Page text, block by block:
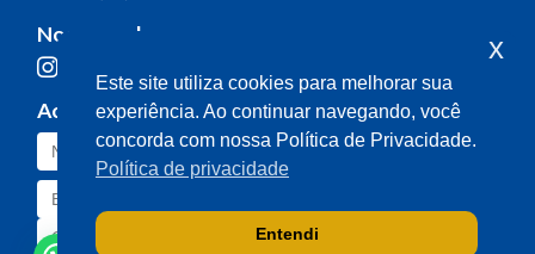
Nossas redes
Acompanhe o meu mandato
para nós!
Ao clicar para iniciar o contato pelo WhatsApp, você
concorda que seus dados serão utilizados exclusivamente
para atendimento relacionado às demandas, sugestões ou
informações referentes ao mandato do Deputado Aécio
Neves. Seus dados serão tratados com sigilo e não serão
compartilhados com terceiros.
Este site utiliza cookies para melhorar sua
experiência. Ao continuar navegando, você
concorda com nossa Política de Privacidade.
Política de privacidade
Entendi
x